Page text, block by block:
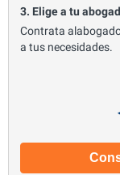
3. Elige a tu
Contrata
a tus necesidades.